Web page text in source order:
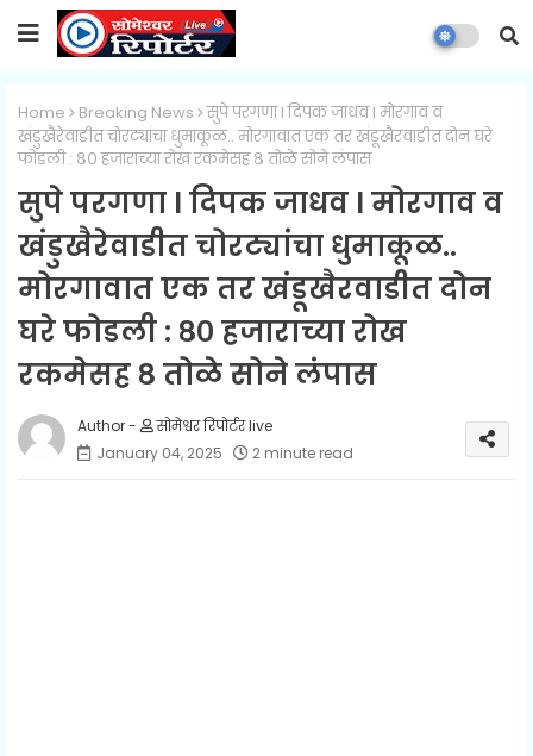
Home Breaking News
सुपे परगणा l दिपक जाधव l मोरगाव व
खंडुखैरेवाडीत चोरट्यांचा धुमाकूळ.. मोरगावात एक तर खंडूखैरवाडीत दोन घरे
फोडली : ८० हजाराच्या रोख रकमेसह ८ तोळे सोने लंपास
सुपे परगणा l दिपक जाधव l मोरगाव व
खंडुखैरेवाडीत चोरट्यांचा धुमाकूळ..
मोरगावात एक तर खंडूखैरवाडीत दोन
घरे फोडली : ८० हजाराच्या रोख
रकमेसह ८ तोळे सोने लंपास
सोमेश्वर रिपोर्टर live
January 04, 2025
2 minute read